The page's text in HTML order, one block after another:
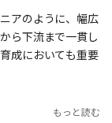
ると個人的に思っ
裁量の範囲を認識
自分の得意を生か
者との差になり、
アのように、幅広
ら下流まで一貫し
成においても重要
な人から文句言わ
もっと読む